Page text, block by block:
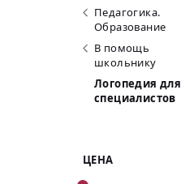
Педагогика.
Образование
В помощь
школьнику
Логопедия для
специалистов
ЦЕНА